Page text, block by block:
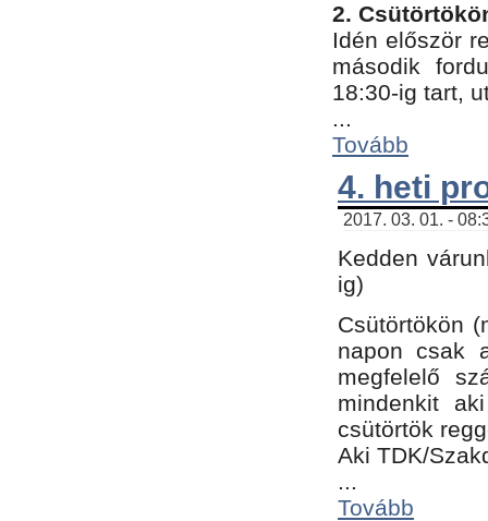
2.
Idén először
második
18:30-ig tart,
...
Tovább
4. heti
2017. 03. 01. -
Kedden
ig)
Csütörtökön
napon csak
megfelelő
mindenkit
csütörtök
Aki TDK/
...
Tovább